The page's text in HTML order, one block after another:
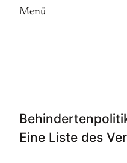
Menü
Eine Liste des